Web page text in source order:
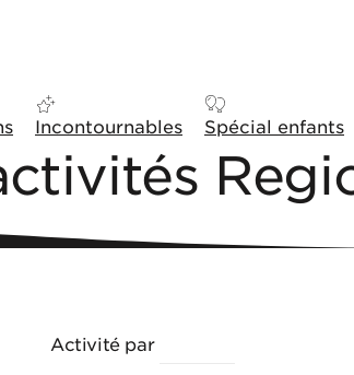
Incontournables Spécial enfants
Activité par